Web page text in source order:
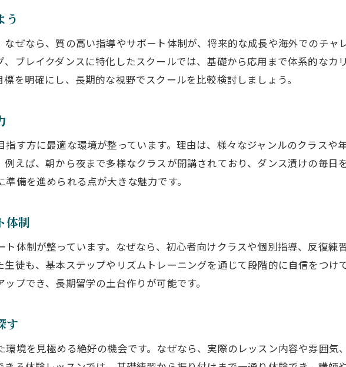
ブレイクダンスレッスンが将来に与える影響
ダンススクールの口コミと体験談を活用する
長期留学を目指すなら押さえたい大阪の魅力
ダンスイベント参加で広がる海外留学の可能性
語学力も磨けるダンススクール活用の工夫
ストリートダンス入門はまず大阪市大正区から
長期留学に役立つ基礎力をダンススクールで習得
ダンススクールで身につける実践的スキル
う
ぜなら、質の高い指導やサポート体制が、将来的な成長や海外でのチャ
ブレイクダンスに特化したスクールでは、基礎から応用まで体系的なカ
を明確にし、長期的な視野でスクールを比較検討しましょう。
す方に最適な環境が整っています。理由は、様々なジャンルのクラスや
えば、朝から夜まで多様なクラスが開講されており、ダンス漬けの毎日
備を進められる点が大きな魅力です。
体制
体制が整っています。なぜなら、初心者向けクラスや個別指導、反復練
徒も、基本ステップやリズムトレーニングを通じて段階的に自信をつけ
プでき、長期留学の土台作りが可能です。
す
境を見極める絶好の機会です。なぜなら、実際のレッスン内容や雰囲気